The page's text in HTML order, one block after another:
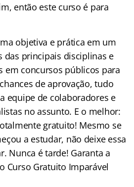
então este curso é para
objetiva e prática em um
das principais disciplinas e
em concursos públicos para
de aprovação, tudo
equipe de colaboradores e
no assunto. E o melhor:
gratuito! Mesmo se
a estudar, não deixe essa
Nunca é tarde! Garanta a
Curso Gratuito Imparável